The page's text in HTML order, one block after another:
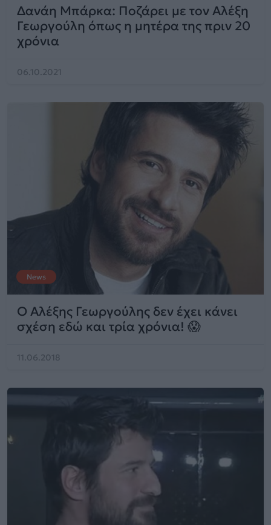
Δανάη Μπάρκα: Ποζάρει με τον Αλέξη
Γεωργούλη όπως η μητέρα της πριν 20
χρόνια
06.10.2021
News
Ο Αλέξης Γεωργούλης δεν έχει κάνει
σχέση εδώ και τρία χρόνια! 😱
11.06.2018